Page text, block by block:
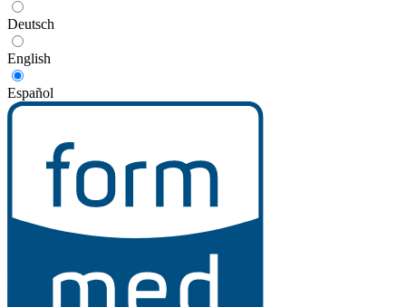
Deutsch
English
Español